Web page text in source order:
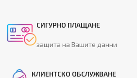
СИГУРНО ПЛАЩАНЕ
защита на Вашите данни
КЛИЕНТСКО ОБСЛУЖВАНЕ